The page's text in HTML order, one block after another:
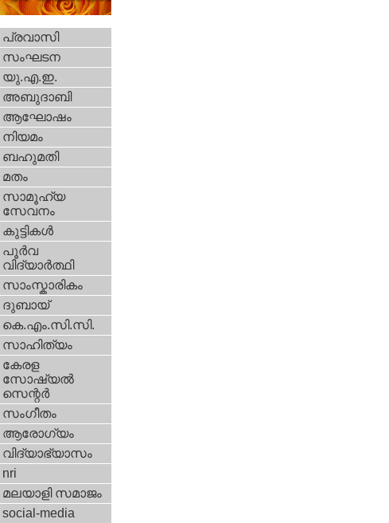
പ്രവാസി
സംഘടന
യു.എ.ഇ.
അബുദാബി
ആഘോഷം
നിയമം
ബഹുമതി
മതം
സാമൂഹ്യ
സേവനം
കുട്ടികള്‍
പൂര്‍വ
വിദ്യാര്‍ത്ഥി
സാംസ്കാരികം
ദുബായ്‌
കെ.എം.സി.സി.
സാഹിത്യം
കേരള
സോഷ്യല്‍
സെന്റര്‍
സംഗീതം
ആരോഗ്യം
വിദ്യാഭ്യാസം
nri
മലയാളി സമാജം
social-media